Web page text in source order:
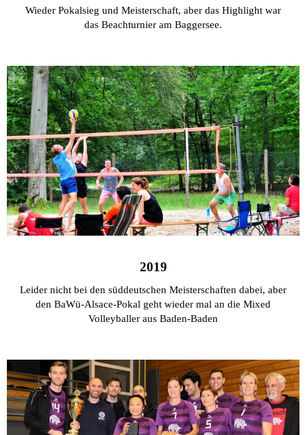
Wieder Pokalsieg und Meisterschaft, aber das Highlight war
das Beachturnier am Baggersee.
2019
Leider nicht bei den süddeutschen Meisterschaften dabei, aber
den BaWü-Alsace-Pokal geht wieder mal an die Mixed
Volleyballer aus Baden-Baden